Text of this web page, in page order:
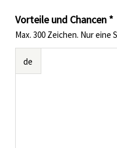
Vorteile und Chancen *
Max. 300 Zeichen. Nur eine
de